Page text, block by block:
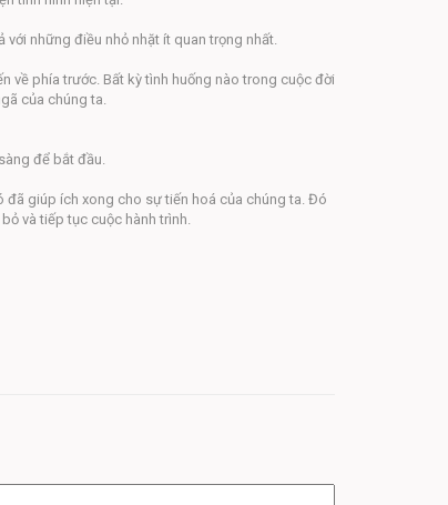
những điều nhỏ nhặt ít quan trọng nhất.
về phía trước. Bất kỳ tình huống nào trong cuộc đời
của chúng ta.
để bắt đầu.
đã giúp ích xong cho sự tiến hoá của chúng ta. Đó
và tiếp tục cuộc hành trình.